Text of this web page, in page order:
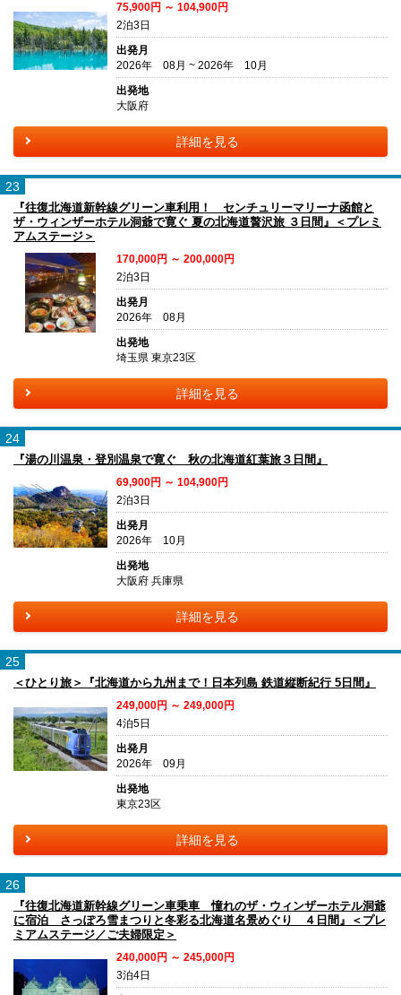
75,900円 ～ 104,900円
2泊3日
出発月
2026年 08月 ~ 2026年 10月
出発地
大阪府
詳細を見る
23
『往復北海道新幹線グリーン車利用！ センチュリーマリーナ函館と
ザ・ウィンザーホテル洞爺で寛ぐ 夏の北海道贅沢旅 ３日間』＜プレミ
アムステージ＞
170,000円 ～ 200,000円
2泊3日
出発月
2026年 08月
出発地
埼玉県 東京23区
詳細を見る
24
『湯の川温泉・登別温泉で寛ぐ 秋の北海道紅葉旅３日間』
69,900円 ～ 104,900円
2泊3日
出発月
2026年 10月
出発地
大阪府 兵庫県
詳細を見る
25
＜ひとり旅＞『北海道から九州まで！日本列島 鉄道縦断紀行 5日間』
249,000円 ～ 249,000円
4泊5日
出発月
2026年 09月
出発地
東京23区
詳細を見る
26
『往復北海道新幹線グリーン車乗車 憧れのザ・ウィンザーホテル洞爺
に宿泊 さっぽろ雪まつりと冬彩る北海道名景めぐり ４日間』＜プレ
ミアムステージ／ご夫婦限定＞
240,000円 ～ 245,000円
3泊4日